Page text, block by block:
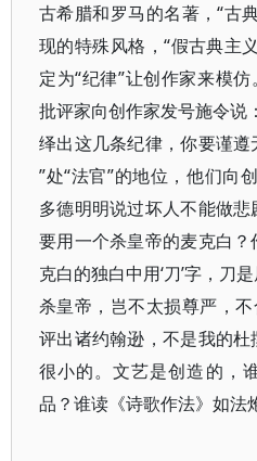
古希腊和罗马的名著，“古
现的特殊风格，“假古典主
定为“纪律”让创作家来模
批评家向创作家发号施令说
绎出这几条纪律，你要谨遵
”处“法官”的地位，他们向
多德明明说过坏人不能做
要用一个杀皇帝的麦克白
克白的独白中用‘刀’字，刀
杀皇帝，岂不太损尊严，
评出诸约翰逊，不是我的
很小的。文艺是创造的，
品？谁读《诗歌作法》如法